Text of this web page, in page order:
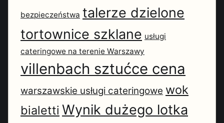
bezpieczeństwa talerze dzielone
tortownice szklane usługi
cateringowe na terenie Warszawy
villenbach sztućce cena
warszawskie usługi cateringowe wok
bialetti Wynik dużego lotka